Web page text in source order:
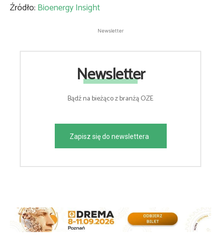
Źródło: Bioenergy Insight
Newsletter
Newsletter
Bądź na bieżąco z branżą OZE
Zapisz się do newslettera